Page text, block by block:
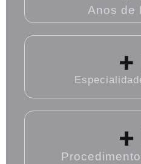
Anos de
+
+